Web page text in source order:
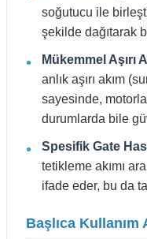
soğutucu ile
şekilde dağıtarak
Mükemmel Aşırı
anlık aşırı akım
sayesinde,
durumlarda bile
Spesifik Gate
tetikleme akımı
ifade eder, bu da
Başlıca Kullanım